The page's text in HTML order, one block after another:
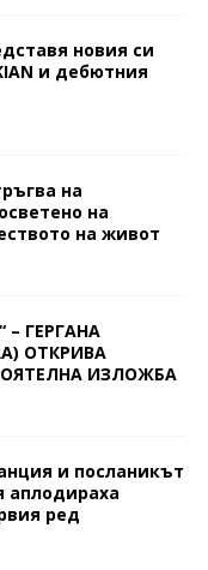
новия си
и дебютния
на
на
на живот
ГЕРГАНА
ОТКРИВА
ИЗЛОЖБА
и посланикът
аплодираха
ред